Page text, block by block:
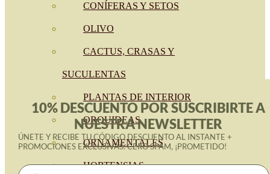
CONÍFERAS Y SETOS
OLIVO
CACTUS, CRASAS Y
SUCULENTAS
PLANTAS DE INTERIOR
ORQUIDEAS
ORNAMENTALES
HORTENSIAS
10% DESCUENTO POR SUSCRIBIRTE A
NUESTRA NEWSLETTER
ÚNETE Y RECIBE TU CÓDIGO DESCUENTO AL INSTANTE +
PROMOCIONES EXCLUSIVAS. CERO SPAM, ¡PROMETIDO!